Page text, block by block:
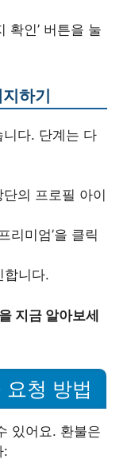
확인’ 버튼을 눌
하기
다. 단계는 다
의 프로필 아이
리미엄’을 클릭
합니다.
지금 알아보세
청 방법
있어요. 환불은
: